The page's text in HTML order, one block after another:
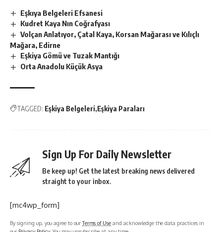
Eşkıya Belgeleri Efsanesi
Kudret Kaya Nın Coğrafyası
Volçan Anlatıyor, Çatal Kaya, Korsan Mağarası ve Kılıçlı
Mağara, Edirne
Eşkiya Gömü ve Tuzak Mantığı
Orta Anadolu Küçük Asya
TAGGED: Eşkiya Belgeleri Eşkiya Paraları
Sign Up For Daily Newsletter
Be keep up! Get the latest breaking news delivered
straight to your inbox.
[mc4wp_form]
By signing up, you agree to ourTerms of Use and acknowledge the data practices in